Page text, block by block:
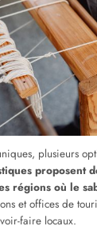
plusieurs
proposent
régions où le
et offices de
faire locaux.